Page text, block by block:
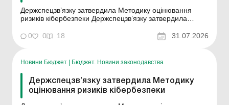
Держспецзв’язку затвердила Методику оцінювання
ризиків кібербезпеки Держспецзв’язку затвердила
встановлює єдиний підхід до ідентифікації та
оцінювання ризиків кібербезпеки для органів державної
0 0 18 31.07.2026
Новини Бюджет Бюджет. Новини законодавства
Держспецзв’язку затвердила Методику
оцінювання ризиків кібербезпеки